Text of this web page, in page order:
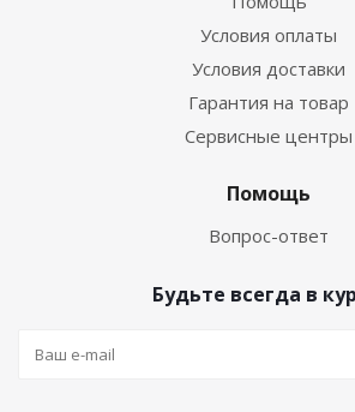
Условия оплаты
Условия доставки
Гарантия на товар
Сервисные центры
Помощь
Вопрос-ответ
Будьте всегда в